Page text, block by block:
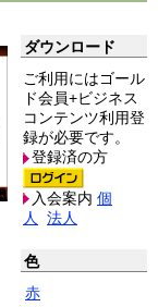
ダウンロード
ご利用にはゴール
ド会員+ビジネス
コンテンツ利用登
録が必要です。
登録済の方
入会案内 個
人
法人
色
赤